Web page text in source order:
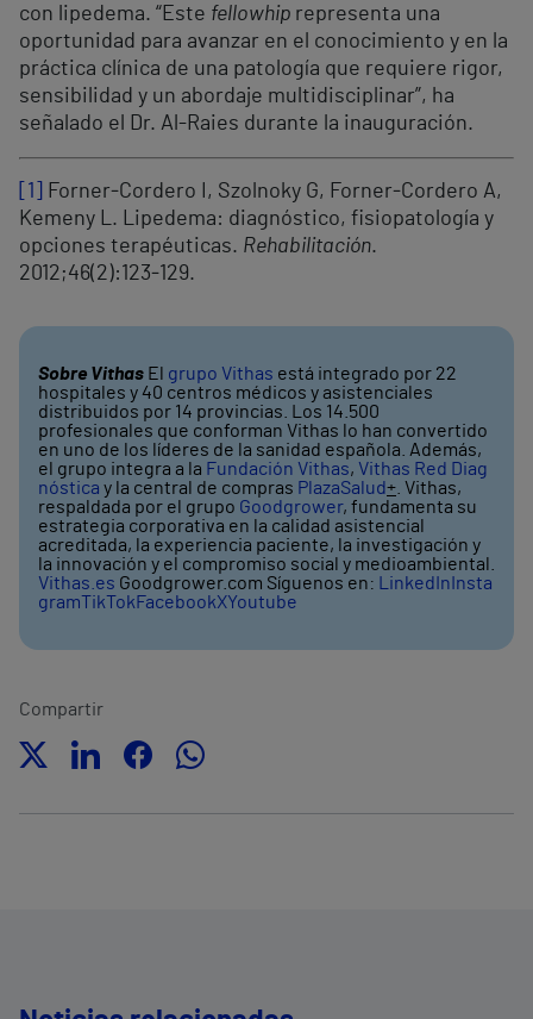
con lipedema. “Este fellowhip representa una
oportunidad para avanzar en el conocimiento y en la
práctica clínica de una patología que requiere rigor,
sensibilidad y un abordaje multidisciplinar”, ha
señalado el Dr. Al-Raies durante la inauguración.
[1]
Forner‑Cordero I, Szolnoky G, Forner‑Cordero A,
Kemeny L. Lipedema: diagnóstico, fisiopatología y
opciones terapéuticas. Rehabilitación.
2012;46(2):123‑129.
Sobre Vithas El grupo Vithas está integrado por 22
hospitales y 40 centros médicos y asistenciales
distribuidos por 14 provincias. Los 14.500
profesionales que conforman Vithas lo han convertido
en uno de los líderes de la sanidad española. Además,
el grupo integra a la Fundación Vithas, Vithas Red Diag
nóstica y la central de compras PlazaSalud+ . Vithas,
respaldada por el grupo Goodgrower, fundamenta su
estrategia corporativa en la calidad asistencial
acreditada, la experiencia paciente, la investigación y
la innovación y el compromiso social y medioambiental.
Vithas.es Goodgrower.com Síguenos en: LinkedIn Insta
gramTikTokFacebookXYoutube
Compartir